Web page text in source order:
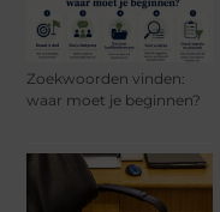
Zoekwoorden vinden:
waar moet je beginnen?